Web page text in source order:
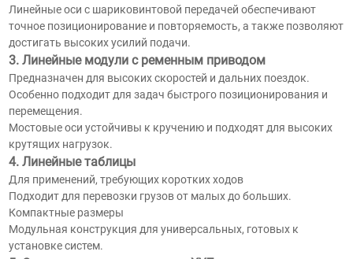
Линейные оси с шариковинтовой передачей обеспечивают
точное позиционирование и повторяемость, а также позволяют
достигать высоких усилий подачи.
3. Линейные модули с ременным приводом
Предназначен для высоких скоростей и дальних поездок.
Особенно подходит для задач быстрого позиционирования и
перемещения.
Мостовые оси устойчивы к кручению и подходят для высоких
крутящих нагрузок.
4. Линейные таблицы
Для применений, требующих коротких ходов
Подходит для перевозки грузов от малых до больших.
Компактные размеры
Модульная конструкция для универсальных, готовых к
установке систем.